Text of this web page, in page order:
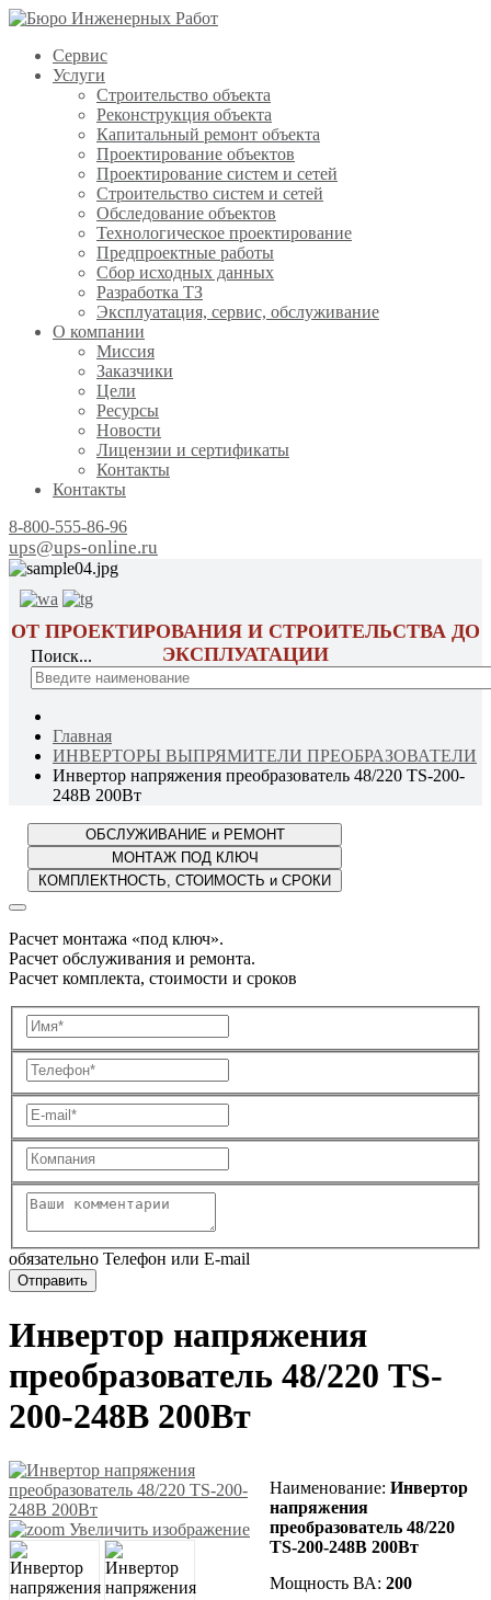
Сервис
Услуги
Строительство объекта
Реконструкция объекта
Капитальный ремонт объекта
Проектирование объектов
Проектирование систем и сетей
Строительство систем и сетей
Обследование объектов
Технологическое проектирование
Предпроектные работы
Сбор исходных данных
Разработка ТЗ
Эксплуатация, сервис, обслуживание
О компании
Миссия
Заказчики
Цели
Ресурсы
Новости
Лицензии и сертификаты
Контакты
Контакты
8-800-555-86-96
ups@ups-online.ru
ОТ ПРОЕКТИРОВАНИЯ И СТРОИТЕЛЬСТВА ДО
ЭКСПЛУАТАЦИИ
Поиск...
Главная
ИНВЕРТОРЫ ВЫПРЯМИТЕЛИ ПРЕОБРАЗОВАТЕЛИ
Инвертор напряжения преобразователь 48/220 TS-200-
248B 200Вт
Расчет монтажа «под ключ».
Расчет обслуживания и ремонта.
Расчет комплекта, стоимости и сроков
обязательно Телефон или E-mail
Инвертор напряжения
преобразователь 48/220 TS-
200-248B 200Вт
Увеличить изображение
Наименование: Инвертор
напряжения
преобразователь 48/220
TS-200-248В 200Вт
Мощность ВА: 200